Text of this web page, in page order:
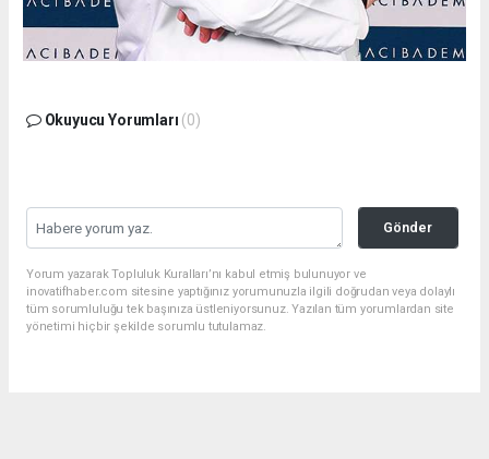
Okuyucu Yorumları (0)
Gönder
Yorum yazarak Topluluk Kuralları’nı kabul etmiş bulunuyor ve
inovatifhaber.com sitesine yaptığınız yorumunuzla ilgili doğrudan veya dolaylı
tüm sorumluluğu tek başınıza üstleniyorsunuz. Yazılan tüm yorumlardan site
yönetimi hiçbir şekilde sorumlu tutulamaz.